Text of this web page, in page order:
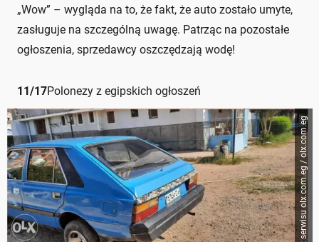
„Wow” – wygląda na to, że fakt, że auto zostało umyte,
zasługuje na szczególną uwagę. Patrząc na pozostałe
ogłoszenia, sprzedawcy oszczędzają wodę!
11/17Polonezy z egipskich ogłoszeń